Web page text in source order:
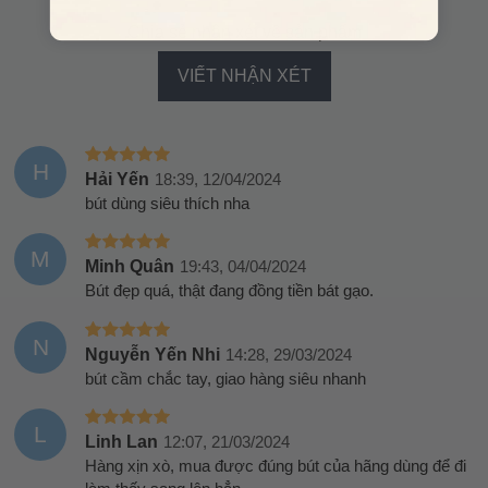
VIẾT NHẬN XÉT
H Hải Yến 18:39, 12/04/2024
bút dùng siêu thích nha
M Minh Quân 19:43, 04/04/2024
Bút đẹp quá, thật đang đồng tiền bát gạo.
N Nguyễn Yến Nhi 14:28, 29/03/2024
bút cầm chắc tay, giao hàng siêu nhanh
L Linh Lan 12:07, 21/03/2024
Hàng xịn xò, mua được đúng bút của hãng dùng để đi